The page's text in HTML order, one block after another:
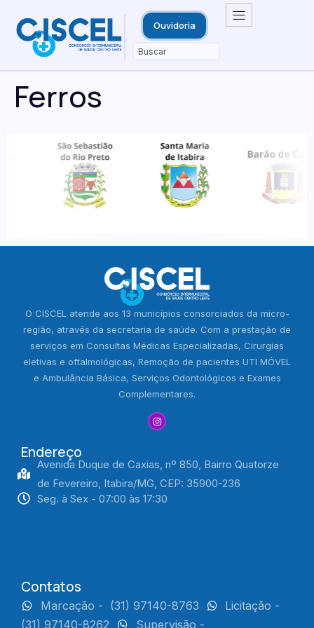
Ouvidoria
Ferros
O CISCEL atende aos 13 municípios consorciados da micro-
região, através da secretaria de saúde. Com a prestação de
serviços em Consultas Médicas Especializadas, Cirurgias
eletivas e oftalmológicas, Remoção de pacientes UTI MÓVEL
e Ambulância Básica, Serviços Odontológicos e Exames
Complementares.
Endereço
Avenida Duque de Caxias, nº 850, Bairro Quatorze
de Fevereiro, Itabira/MG, CEP: 35900-236
Seg. à Sex - 07:00 às 17:30
Contatos
Marcação - (31) 97140-8763
Licitação -
(31) 97140-8262
Supervisão -